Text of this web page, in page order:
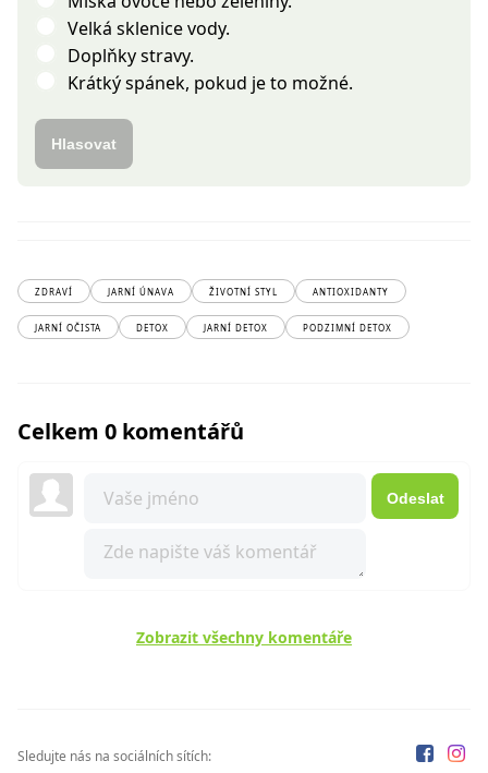
Velká sklenice vody.
Doplňky stravy.
Krátký spánek, pokud je to možné.
Hlasovat
ZDRAVÍ JARNÍ ÚNAVA ŽIVOTNÍ STYL ANTIOXIDANTY
JARNÍ OČISTA DETOX JARNÍ DETOX PODZIMNÍ DETOX
Celkem 0 komentářů
Odeslat
Zobrazit všechny komentáře
Sledujte nás na sociálních sítích: